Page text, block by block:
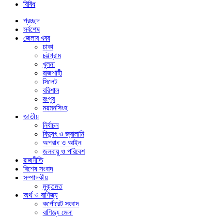
বিবিধ
প্রচ্ছদ
সর্বশেষ
জেলার খবর
ঢাকা
চট্টগ্রাম
খুলনা
রাজশাহী
সিলেট
বরিশাল
রংপুর
ময়মনসিংহ
জাতীয়
নির্বাচন
বিদ্যুৎ ও জ্বালানি
অপরাধ ও আইন
জলবায়ু ও পরিবেশ
রাজনীতি
বিশেষ সংবাদ
সম্পাদকীয়
মুক্তমত
অর্থ ও বাণিজ্য
কর্পোরেট সংবাদ
বাণিজ্য মেলা